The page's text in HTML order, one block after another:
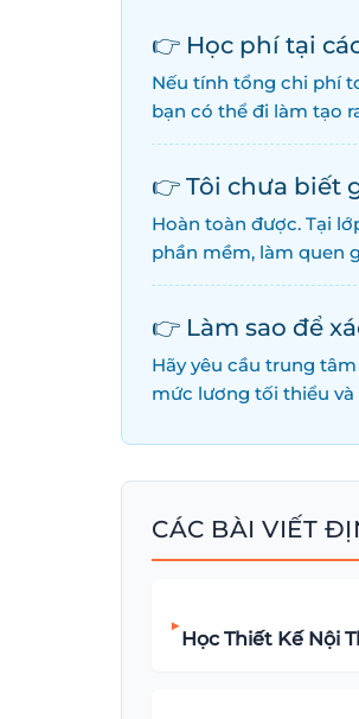
👉 Học phí tại
Nếu tính tổng chi phí
bạn có thể đi làm tạo
👉 Tôi chưa biết
Hoàn toàn được. Tại
phần mềm, làm quen
👉 Làm sao để
Hãy yêu cầu trung
mức lương tối thiểu và
CÁC BÀI VIẾT
▶
Học Thiết Kế Nội